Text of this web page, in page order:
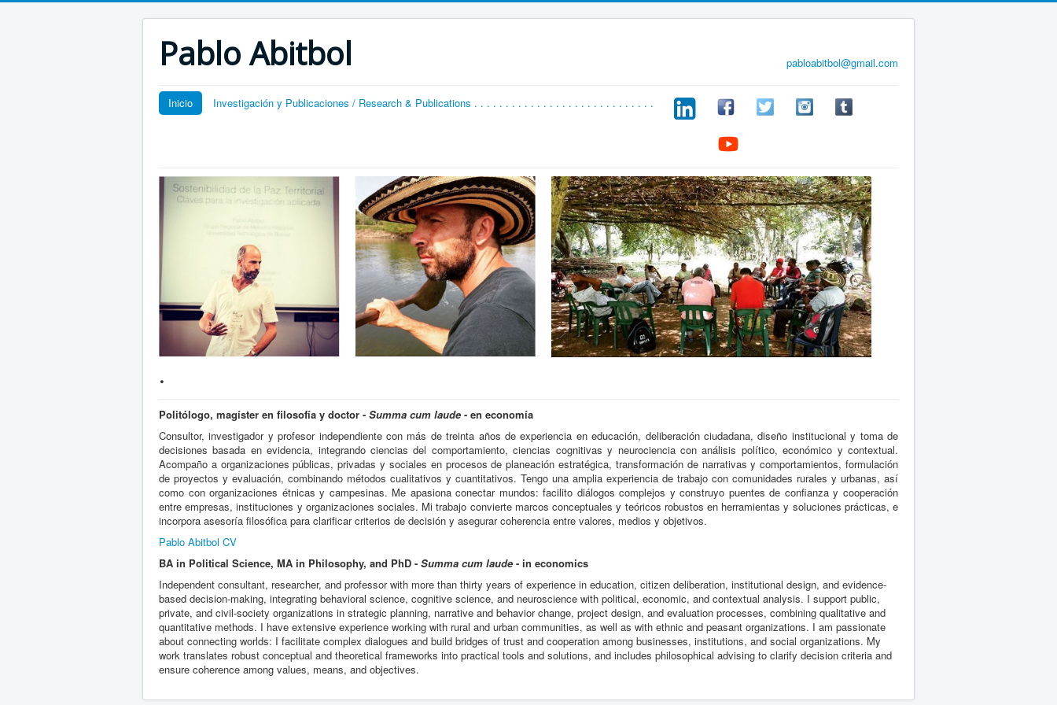
Pablo Abitbol pabloabitbol@gmail.com
Inicio Investigación y Publicaciones / Research & Publications . . . . . . . . . . . . . . . . . . . . . . . . . . . . .
.
Politólogo, magíster en filosofía y doctor - Summa cum laude - en economía
Consultor, investigador y profesor independiente con más de treinta años de experiencia en educación, deliberación ciudadana, diseño institucional y toma de
decisiones basada en evidencia, integrando ciencias del comportamiento, ciencias cognitivas y neurociencia con análisis político, económico y contextual.
Acompaño a organizaciones públicas, privadas y sociales en procesos de planeación estratégica, transformación de narrativas y comportamientos, formulación
de proyectos y evaluación, combinando métodos cualitativos y cuantitativos. Tengo una amplia experiencia de trabajo con comunidades rurales y urbanas, así
como con organizaciones étnicas y campesinas. Me apasiona conectar mundos: facilito diálogos complejos y construyo puentes de confianza y cooperación
entre empresas, instituciones y organizaciones sociales. Mi trabajo convierte marcos conceptuales y teóricos robustos en herramientas y soluciones prácticas, e
incorpora asesoría filosófica para clarificar criterios de decisión y asegurar coherencia entre valores, medios y objetivos.
Pablo Abitbol CV
BA in Political Science, MA in Philosophy, and PhD - Summa cum laude - in economics
Independent consultant, researcher, and professor with more than thirty years of experience in education, citizen deliberation, institutional design, and evidence-
based decision-making, integrating behavioral science, cognitive science, and neuroscience with political, economic, and contextual analysis. I support public,
private, and civil-society organizations in strategic planning, narrative and behavior change, project design, and evaluation processes, combining qualitative and
quantitative methods. I have extensive experience working with rural and urban communities, as well as with ethnic and peasant organizations. I am passionate
about connecting worlds: I facilitate complex dialogues and build bridges of trust and cooperation among businesses, institutions, and social organizations. My
work translates robust conceptual and theoretical frameworks into practical tools and solutions, and includes philosophical advising to clarify decision criteria and
ensure coherence among values, means, and objectives.